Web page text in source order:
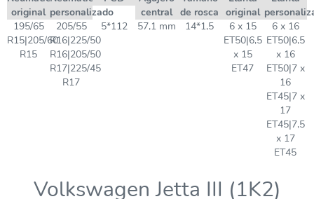
original personalizado
central de rosca original
195/65
R15|205/60
R15
205/55
R16|225/50
R16|205/50
R17|225/45
R17
5*112 57,1 mm 14*1,5
6 x 15
ET50|6,5
x 15
ET47
6 x 16
ET50|6,5
x 16
ET50|7 x
16
ET45|7 x
17
ET45|7,5
x 17
ET45
Volkswagen Jetta III (1K2)